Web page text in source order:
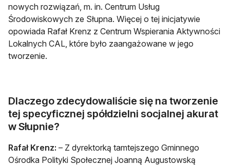
nowych rozwiązań, m. in. Centrum Usług
Środowiskowych ze Słupna. Więcej o tej inicjatywie
opowiada Rafał Krenz z Centrum Wspierania Aktywności
Lokalnych CAL, które było zaangażowane w jego
tworzenie.
Dlaczego zdecydowaliście się na tworzenie
tej specyficznej spółdzielni socjalnej akurat
w Słupnie?
Rafał Krenz: – Z dyrektorką tamtejszego Gminnego
Ośrodka Polityki Społecznej Joanną Augustowską